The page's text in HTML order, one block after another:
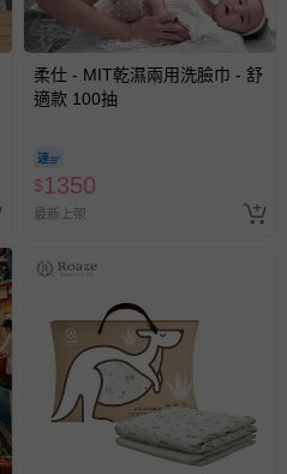
柔仕 - MIT乾濕兩用洗臉巾 - 舒
適款 100抽
$1350
最新上架